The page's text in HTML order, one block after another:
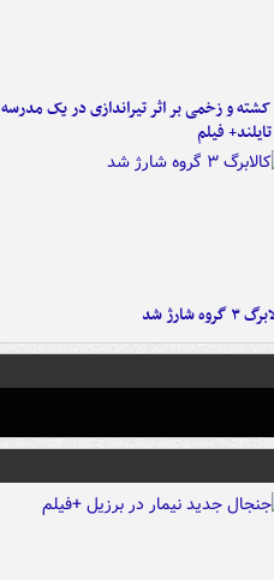
۲۲ کشته و زخمی بر اثر تیراندازی در یک مدرسه
فیلم
گروه شارژ شد